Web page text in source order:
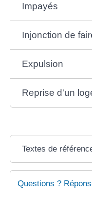
Impayés
Injonction de
Expulsion
Reprise d'un
Textes de
Questions ?